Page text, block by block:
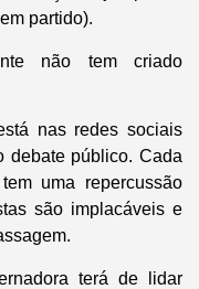
partido).
não tem criado
nas redes sociais
debate público. Cada
uma repercussão
são implacáveis e
terá de lidar